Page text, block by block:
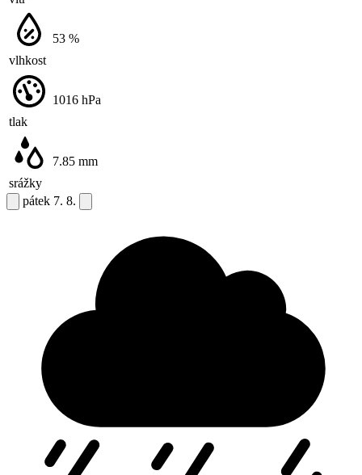
vlhkost
53 %
tlak
1016 hPa
srážky
7.85 mm
pátek 7. 8.